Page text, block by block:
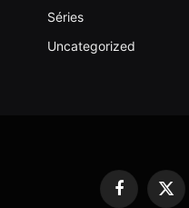
Séries
Uncategorized
Facebook
X